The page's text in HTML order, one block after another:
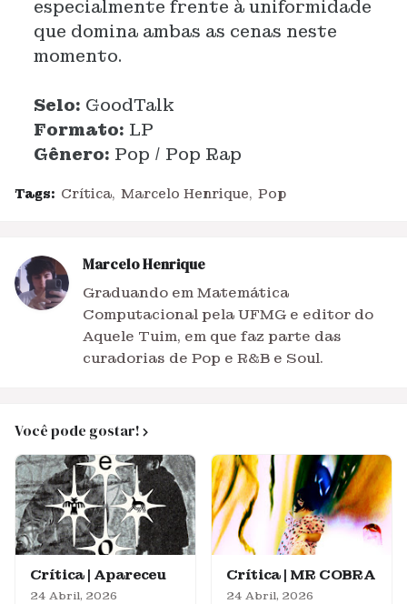
especialmente frente à uniformidade
que domina ambas as cenas neste
momento.
Selo: GoodTalk
Formato: LP
Gênero: Pop / Pop Rap
Tags: Crítica Marcelo Henrique Pop
Marcelo Henrique
Graduando em Matemática
Computacional pela UFMG e editor do
Aquele Tuim, em que faz parte das
curadorias de Pop e R&B e Soul.
Você pode gostar!
Crítica | Apareceu
24 Abril, 2026
Crítica | MR COBRA
24 Abril, 2026